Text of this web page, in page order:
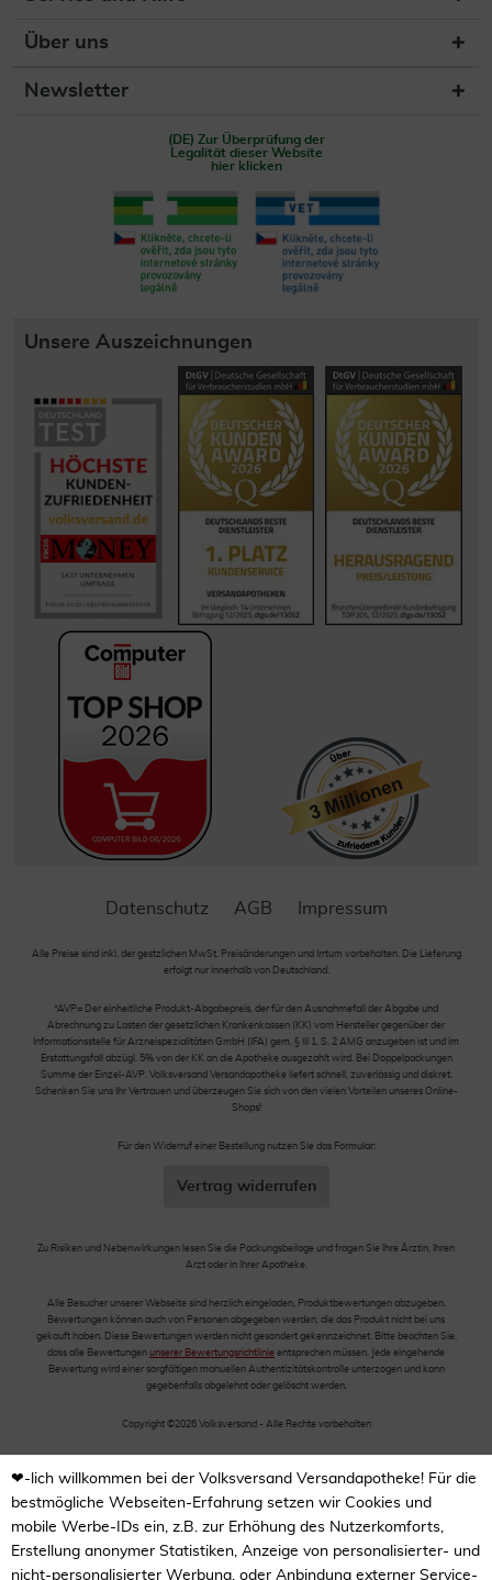
Über uns
Newsletter
(DE) Zur Überprüfung der
Legalität dieser Website
hier klicken
Unsere Auszeichnungen
Datenschutz AGB Impressum
Alle Preise sind inkl. der gestzlichen MwSt. Preisänderungen und Irrtum vorbehalten. Die Lieferung
erfolgt nur innerhalb von Deutschland.
*AVP= Der einheitliche Produkt-Abgabepreis, der für den Ausnahmefall der Abgabe und
Abrechnung zu Lasten der gesetzlichen Krankenkassen (KK) vom Hersteller gegenüber der
Informationsstelle für Arzneispezialitäten GmbH (IFA) gem. § III 1, S. 2 AMG anzugeben ist und im
Erstattungsfall abzügl. 5% von der KK an die Apotheke ausgezahlt wird. Bei Doppelpackungen
Summe der Einzel-AVP. Volksversand Versandapotheke liefert schnell, zuverlässig und diskret.
Schenken Sie uns Ihr Vertrauen und überzeugen Sie sich von den vielen Vorteilen unseres Online-
Shops!
Für den Widerruf einer Bestellung nutzen Sie das Formular:
Vertrag widerrufen
Zu Risiken und Nebenwirkungen lesen Sie die Packungsbeilage und fragen Sie Ihre Ärztin, Ihren
Arzt oder in Ihrer Apotheke.
Alle Besucher unserer Webseite sind herzlich eingeladen, Produktbewertungen abzugeben.
Bewertungen können auch von Personen abgegeben werden, die das Produkt nicht bei uns
gekauft haben. Diese Bewertungen werden nicht gesondert gekennzeichnet. Bitte beachten Sie,
dass alle Bewertungen unserer Bewertungsrichtlinie entsprechen müssen. Jede eingehende
Bewertung wird einer sorgfältigen manuellen Authentizitätskontrolle unterzogen und kann
gegebenfalls abgelehnt oder gelöscht werden.
Copyright ©2026 Volksversand - Alle Rechte vorbehalten
❤-lich willkommen bei der Volksversand Versandapotheke! Für die
bestmögliche Webseiten-Erfahrung setzen wir Cookies und
mobile Werbe-IDs ein, z.B. zur Erhöhung des Nutzerkomforts,
Erstellung anonymer Statistiken, Anzeige von personalisierter- und
nicht-personalisierter Werbung, oder Anbindung externer Service-